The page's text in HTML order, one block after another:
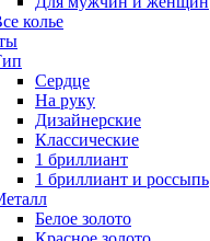
колье
Сердце
На руку
Дизайнерские
Классические
1 бриллиант
1 бриллиант и россыпь
Белое золото